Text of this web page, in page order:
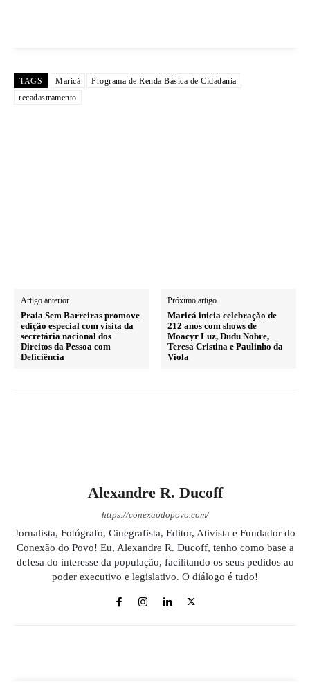
TAGS Maricá
Programa de Renda Básica de Cidadania
recadastramento
Artigo anterior
Praia Sem Barreiras promove
edição especial com visita da
secretária nacional dos
Direitos da Pessoa com
Deficiência
Próximo artigo
Maricá inicia celebração de
212 anos com shows de
Moacyr Luz, Dudu Nobre,
Teresa Cristina e Paulinho da
Viola
Alexandre R. Ducoff
https://conexaodopovo.com/
Jornalista, Fotógrafo, Cinegrafista, Editor, Ativista e Fundador do
Conexão do Povo! Eu, Alexandre R. Ducoff, tenho como base a
defesa do interesse da população, facilitando os seus pedidos ao
poder executivo e legislativo. O diálogo é tudo!